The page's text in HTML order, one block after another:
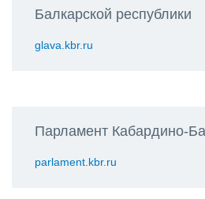
Балкарской республики
glava.kbr.ru
Парламент Кабардино-
parlament.kbr.ru